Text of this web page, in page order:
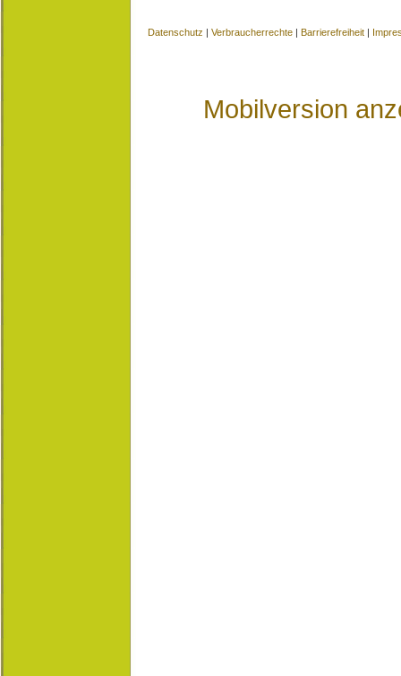
Datenschutz | Verbraucherrechte | Barrierefreiheit |
Mobilversion